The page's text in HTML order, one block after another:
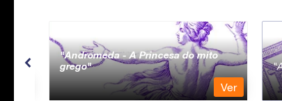
Andromeda - A Princesa do mito
grego
Ver